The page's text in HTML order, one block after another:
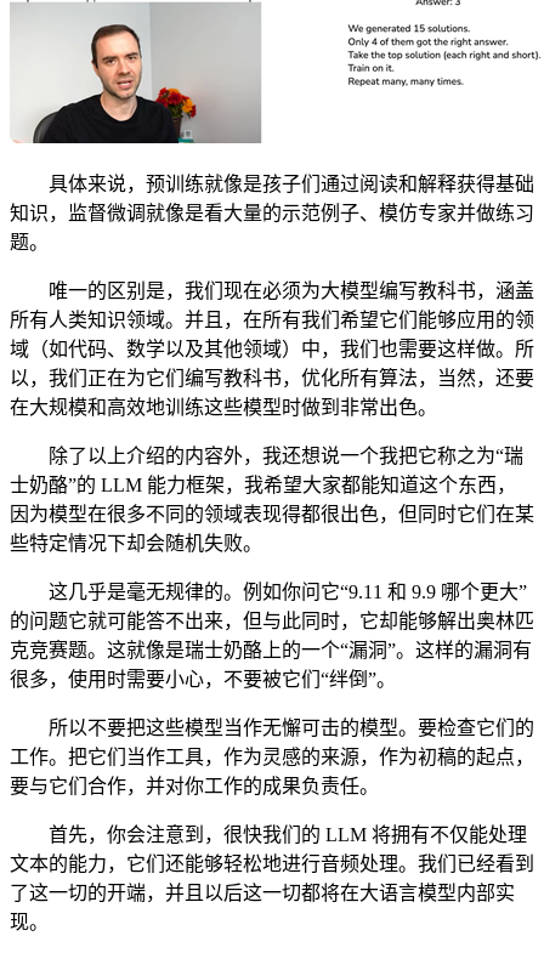
具体来说，预训练就像是孩子们通过阅读和解释获得基础
知识，监督微调就像是看大量的示范例子、模仿专家并做练习
题。
唯一的区别是，我们现在必须为大模型编写教科书，涵盖
所有人类知识领域。并且，在所有我们希望它们能够应用的领
域（如代码、数学以及其他领域）中，我们也需要这样做。所
以，我们正在为它们编写教科书，优化所有算法，当然，还要
在大规模和高效地训练这些模型时做到非常出色。
除了以上介绍的内容外，我还想说一个我把它称之为“瑞
士奶酪”的 LLM 能力框架，我希望大家都能知道这个东西，
因为模型在很多不同的领域表现得都很出色，但同时它们在某
些特定情况下却会随机失败。
这几乎是毫无规律的。例如你问它“9.11 和 9.9 哪个更大”
的问题它就可能答不出来，但与此同时，它却能够解出奥林匹
克竞赛题。这就像是瑞士奶酪上的一个“漏洞”。这样的漏洞有
很多，使用时需要小心，不要被它们“绊倒”。
所以不要把这些模型当作无懈可击的模型。要检查它们的
工作。把它们当作工具，作为灵感的来源，作为初稿的起点，
要与它们合作，并对你工作的成果负责任。
首先，你会注意到，很快我们的 LLM 将拥有不仅能处理
文本的能力，它们还能够轻松地进行音频处理。我们已经看到
了这一切的开端，并且以后这一切都将在大语言模型内部实
现。